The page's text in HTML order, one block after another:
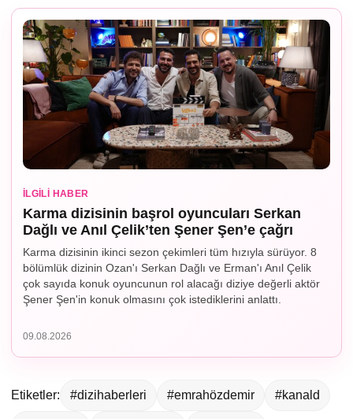
İLGILI HABER
Karma dizisinin başrol oyuncuları Serkan
Dağlı ve Anıl Çelik’ten Şener Şen’e çağrı
Karma dizisinin ikinci sezon çekimleri tüm hızıyla sürüyor. 8
bölümlük dizinin Ozan'ı Serkan Dağlı ve Erman'ı Anıl Çelik
çok sayıda konuk oyuncunun rol alacağı diziye değerli aktör
Şener Şen'in konuk olmasını çok istediklerini anlattı.
09.08.2026
Etiketler: #dizihaberleri #emrahözdemir #kanald